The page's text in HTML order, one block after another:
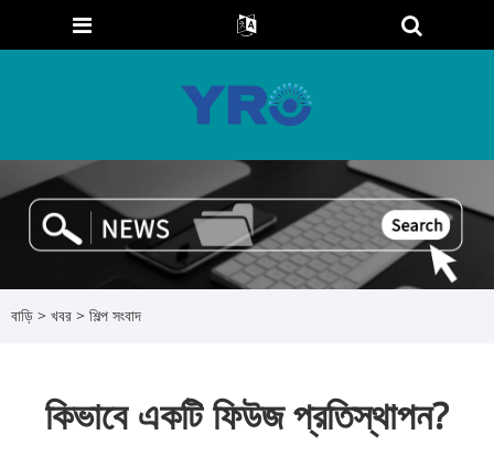
বাড়ি > খবর > শিল্প সংবাদ
কিভাবে একটি ফিউজ প্রতিস্থাপন?